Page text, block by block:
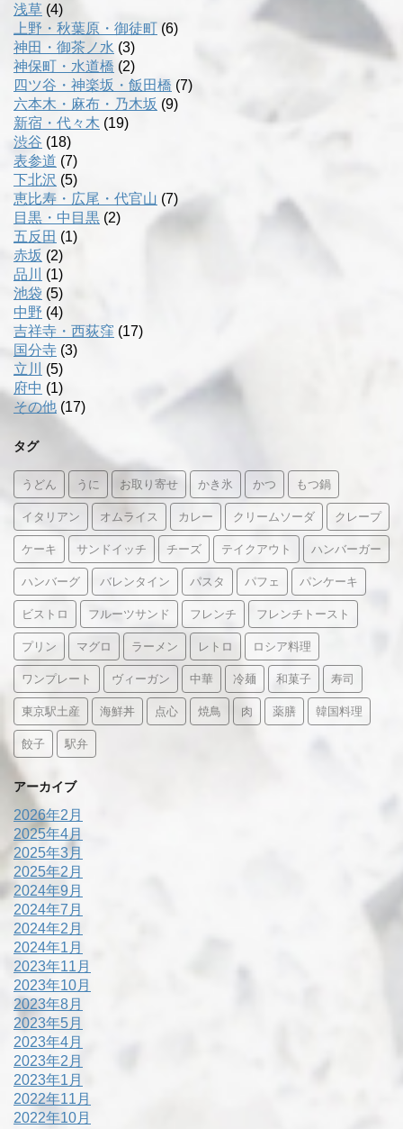
浅草 (4)
上野・秋葉原・御徒町 (6)
神田・御茶ノ水 (3)
神保町・水道橋 (2)
四ツ谷・神楽坂・飯田橋 (7)
六本木・麻布・乃木坂 (9)
新宿・代々木 (19)
渋谷 (18)
表参道 (7)
下北沢 (5)
恵比寿・広尾・代官山 (7)
目黒・中目黒 (2)
五反田 (1)
赤坂 (2)
品川
(1)
池袋 (5)
中野 (4)
吉祥寺・西荻窪 (17)
国分寺 (3)
立川
(5)
府中 (1)
その他 (17)
タグ
うどん うに お取り寄せ かき氷 かつ もつ鍋
イタリアン オムライス カレー クリームソーダ クレープ
ケーキ サンドイッチ チーズ テイクアウト ハンバーガー
ハンバーグ バレンタイン パスタ パフェ パンケーキ
ビストロ フルーツサンド フレンチ フレンチトースト
プリン マグロ ラーメン レトロ ロシア料理
ワンプレート ヴィーガン 中華 冷麺 和菓子 寿司
東京駅土産 海鮮丼 点心 焼鳥 肉 薬膳 韓国料理
餃子 駅弁
アーカイブ
2026年2月
2025年4月
2025年3月
2025年2月
2024年9月
2024年7月
2024年2月
2024年1月
2023年11月
2023年10月
2023年8月
2023年5月
2023年4月
2023年2月
2023年1月
2022年11月
2022年10月